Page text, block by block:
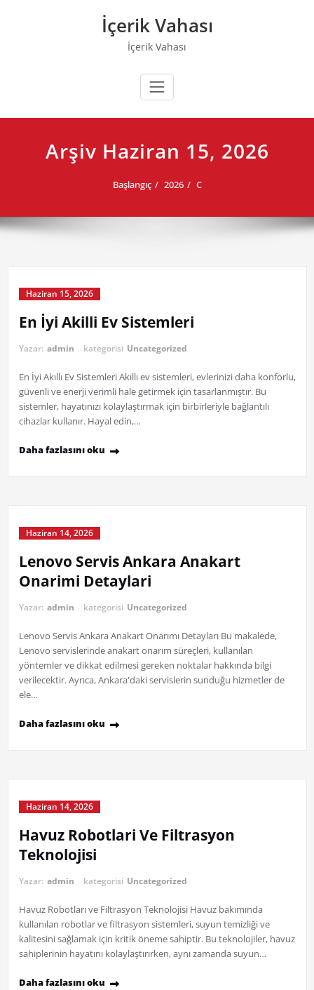
İçerik Vahası
İçerik Vahası
Arşiv Haziran 15, 2026
Başlangıç 2026 C
Haziran 15, 2026
En İyi Akilli Ev Sistemleri
Yazar: admin kategorisi Uncategorized
En İyi Akıllı Ev Sistemleri Akıllı ev sistemleri, evlerinizi daha konforlu,
güvenli ve enerji verimli hale getirmek için tasarlanmıştır. Bu
sistemler, hayatınızı kolaylaştırmak için birbirleriyle bağlantılı
cihazlar kullanır. Hayal edin,…
Daha fazlasını oku
Haziran 14, 2026
Lenovo Servis Ankara Anakart
Onarimi Detaylari
Yazar: admin kategorisi Uncategorized
Lenovo Servis Ankara Anakart Onarımı Detayları Bu makalede,
Lenovo servislerinde anakart onarım süreçleri, kullanılan
yöntemler ve dikkat edilmesi gereken noktalar hakkında bilgi
verilecektir. Ayrıca, Ankara'daki servislerin sunduğu hizmetler de
ele…
Daha fazlasını oku
Haziran 14, 2026
Havuz Robotlari Ve Filtrasyon
Teknolojisi
Yazar: admin kategorisi Uncategorized
Havuz Robotları ve Filtrasyon Teknolojisi Havuz bakımında
kullanılan robotlar ve filtrasyon sistemleri, suyun temizliği ve
kalitesini sağlamak için kritik öneme sahiptir. Bu teknolojiler, havuz
sahiplerinin hayatını kolaylaştırırken, aynı zamanda suyun…
Daha fazlasını oku